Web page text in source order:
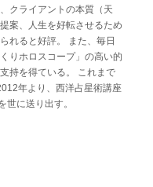
クライアントの本質（天
案、人生を好転させるため
れると好評。 また、毎日
りホロスコープ」の高い的
持を得ている。 これまで
年より、西洋占星術講座
世に送り出す。